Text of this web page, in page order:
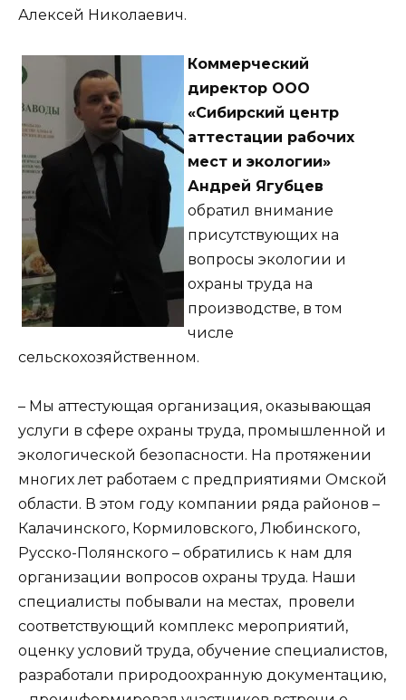
Алексей Николаевич.
Коммерческий
директор ООО
«Сибирский центр
аттестации рабочих
мест и экологии»
Андрей Ягубцев
обратил внимание
присутствующих на
вопросы экологии и
охраны труда на
производстве, в том
числе
сельскохозяйственном.
– Мы аттестующая организация, оказывающая
услуги в сфере охраны труда, промышленной и
экологической безопасности. На протяжении
многих лет работаем с предприятиями Омской
области. В этом году компании ряда районов –
Калачинского, Кормиловского, Любинского,
Русско-Полянского – обратились к нам для
организации вопросов охраны труда. Наши
специалисты побывали на местах, провели
соответствующий комплекс мероприятий,
оценку условий труда, обучение специалистов,
разработали природоохранную документацию,